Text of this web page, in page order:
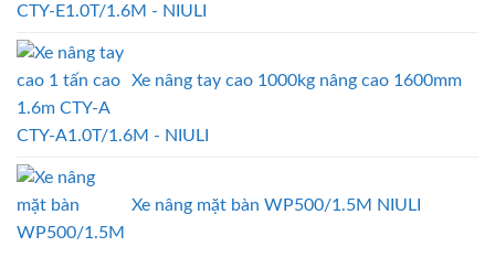
CTY-E1.0T/1.6M - NIULI
Xe nâng tay cao 1000kg nâng cao 1600mm
CTY-A1.0T/1.6M - NIULI
Xe nâng mặt bàn WP500/1.5M NIULI